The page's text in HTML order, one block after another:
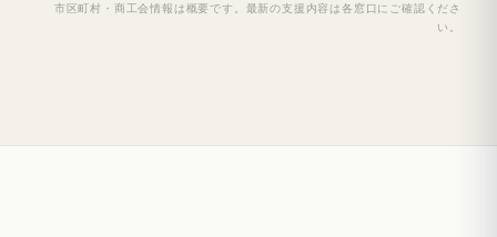
市区町村・商工会情報は概要です。最新の支援内容は各窓口にご確認くださ
い。